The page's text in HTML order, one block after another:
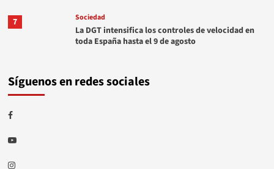
7 Sociedad
La DGT intensifica los controles de velocidad en
toda España hasta el 9 de agosto
Síguenos en redes sociales
Facebook
Youtube
Instagram